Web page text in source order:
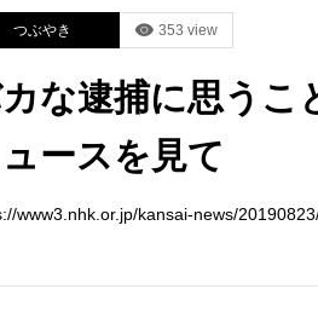
つぶやき 353 view
な逮捕に思うこ
ースを見て
www3.nhk.or.jp/kansai-news/